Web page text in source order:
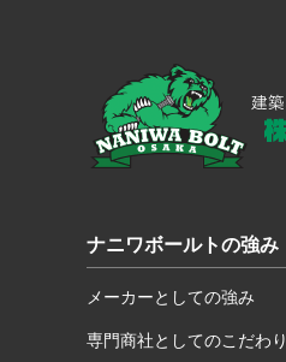
ナニワボールトの強み
メーカーとしての強み
専門商社としてのこだわり